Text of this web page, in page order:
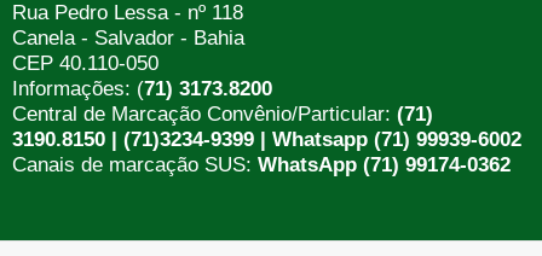
Rua Pedro Lessa - nº 118
Canela - Salvador - Bahia
CEP 40.110-050
Informações: (71) 3173.8200
Central de Marcação Convênio/Particular: (71)
3190.8150 | (71)3234-9399 | Whatsapp (71) 99939-6002
Canais de marcação SUS: WhatsApp (71) 99174-0362